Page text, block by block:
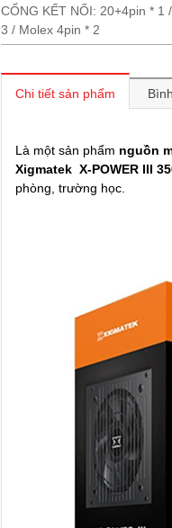
CỔNG KẾT NỐI: 20+4pin * 1
3 / Molex 4pin * 2
Chi tiết sản phẩm
Là một sản phẩm nguồn
Xigmatek X-POWER III
phòng, trường học.